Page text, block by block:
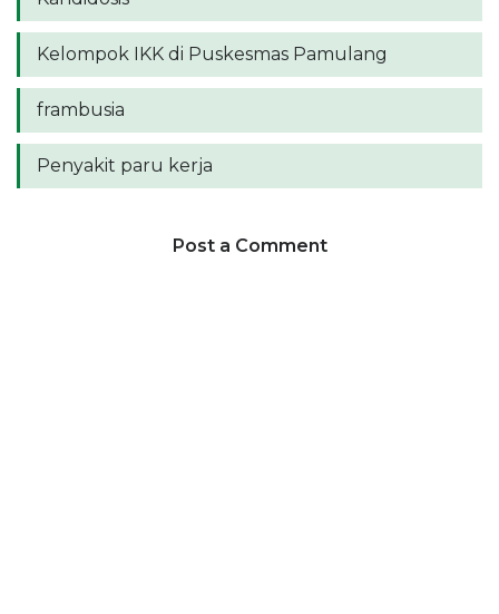
Kelompok IKK di Puskesmas Pamulang
frambusia
Penyakit paru kerja
Post a Comment